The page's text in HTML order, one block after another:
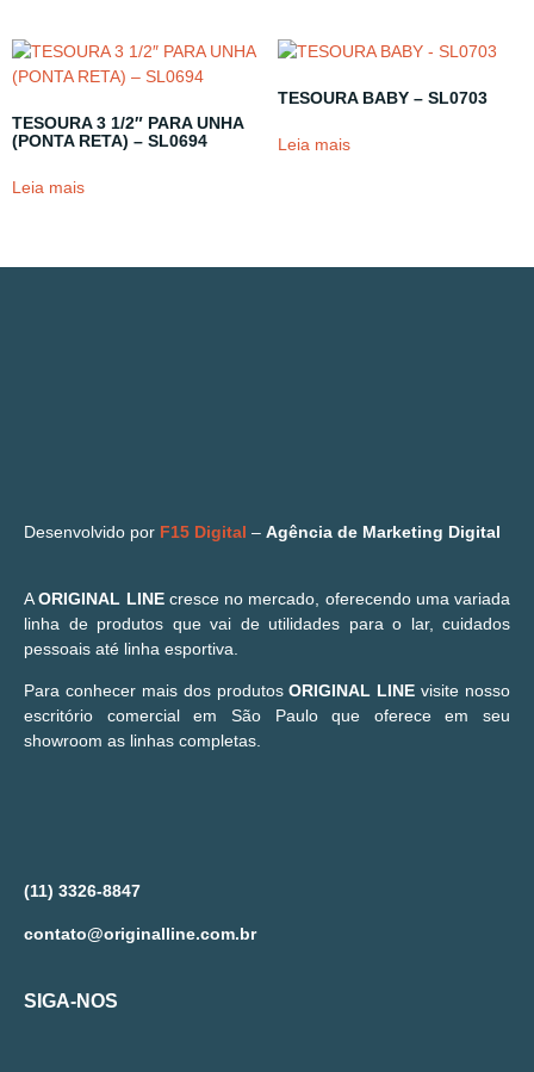
TESOURA 3 1/2″ PARA UNHA
(PONTA RETA) – SL0694
Leia mais
TESOURA BABY – SL0703
Leia mais
Desenvolvido por F15 Digital – Agência de Marketing Digital
AORIGINAL LINEcresce no mercado, oferecendo uma variada
linha de produtos que vai de utilidades para o lar, cuidados
pessoais até linha esportiva.
Para conhecer mais dos produtosORIGINAL LINE visite nosso
escritório comercial em São Paulo que oferece em seu
showroom as linhas completas.
(11) 3326-8847
contato@originalline.com.br
SIGA-NOS